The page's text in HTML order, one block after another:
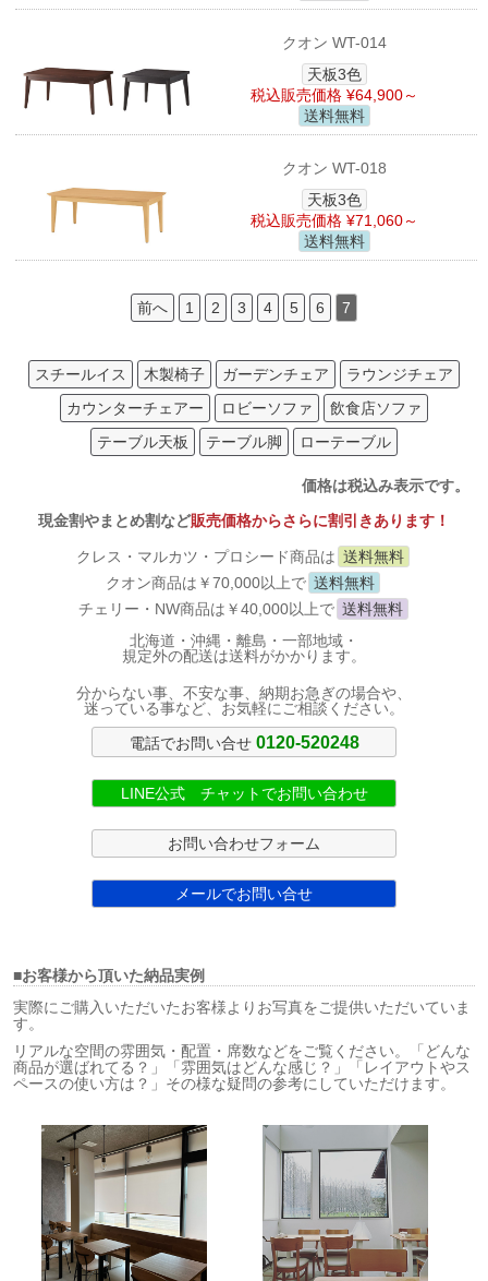
クオン WT-014
天板3色
税込販売価格 ¥64,900～
送料無料
クオン WT-018
天板3色
税込販売価格 ¥71,060～
送料無料
前へ 1 2 3 4 5 6 7
スチールイス 木製椅子 ガーデンチェア
ラウンジチェア
カウンターチェアー
ロビーソファ
飲食店ソファ
テーブル天板
テーブル脚 ローテーブル
価格は税込み表示です。
現金割やまとめ割など販売価格からさらに割引きあります！
クレス・マルカツ・プロシード商品は 送料無料
クオン商品は￥70,000以上で 送料無料
チェリー・NW商品は￥40,000以上で 送料無料
北海道・沖縄・離島・一部地域・
規定外の配送は送料がかかります。
分からない事、不安な事、納期お急ぎの場合や、
迷っている事など、お気軽にご相談ください。
電話でお問い合せ 0120-520248
LINE公式 チャットでお問い合わせ
お問い合わせフォーム
メールでお問い合せ
■お客様から頂いた納品実例
実際にご購入いただいたお客様よりお写真をご提供いただいていま
す。
リアルな空間の雰囲気・配置・席数などをご覧ください。「どんな
商品が選ばれてる？」「雰囲気はどんな感じ？」「レイアウトやス
ペースの使い方は？」その様な疑問の参考にしていただけます。